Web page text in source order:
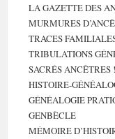
LA GAZETTE DES
MURMURES
TRACES
TRIBULATIONS
SACRÉS ANCÊTRES !
HISTOIRE-
GÉNÉALOGIE
GENBÈCLE
MÉMOIRE